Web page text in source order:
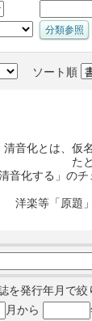
ソート順
清音化とは、仮
た
清音化する」の
洋楽等「原題
を発行年月で絞
月から